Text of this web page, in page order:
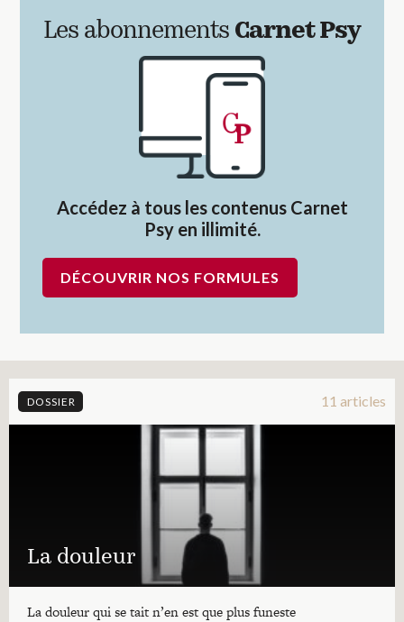
Les abonnements Carnet Psy
Accédez à tous les contenus Carnet
Psy en illimité.
DÉCOUVRIR NOS FORMULES
DOSSIER 11 articles
La douleur
La douleur qui se tait n’en est que plus funeste